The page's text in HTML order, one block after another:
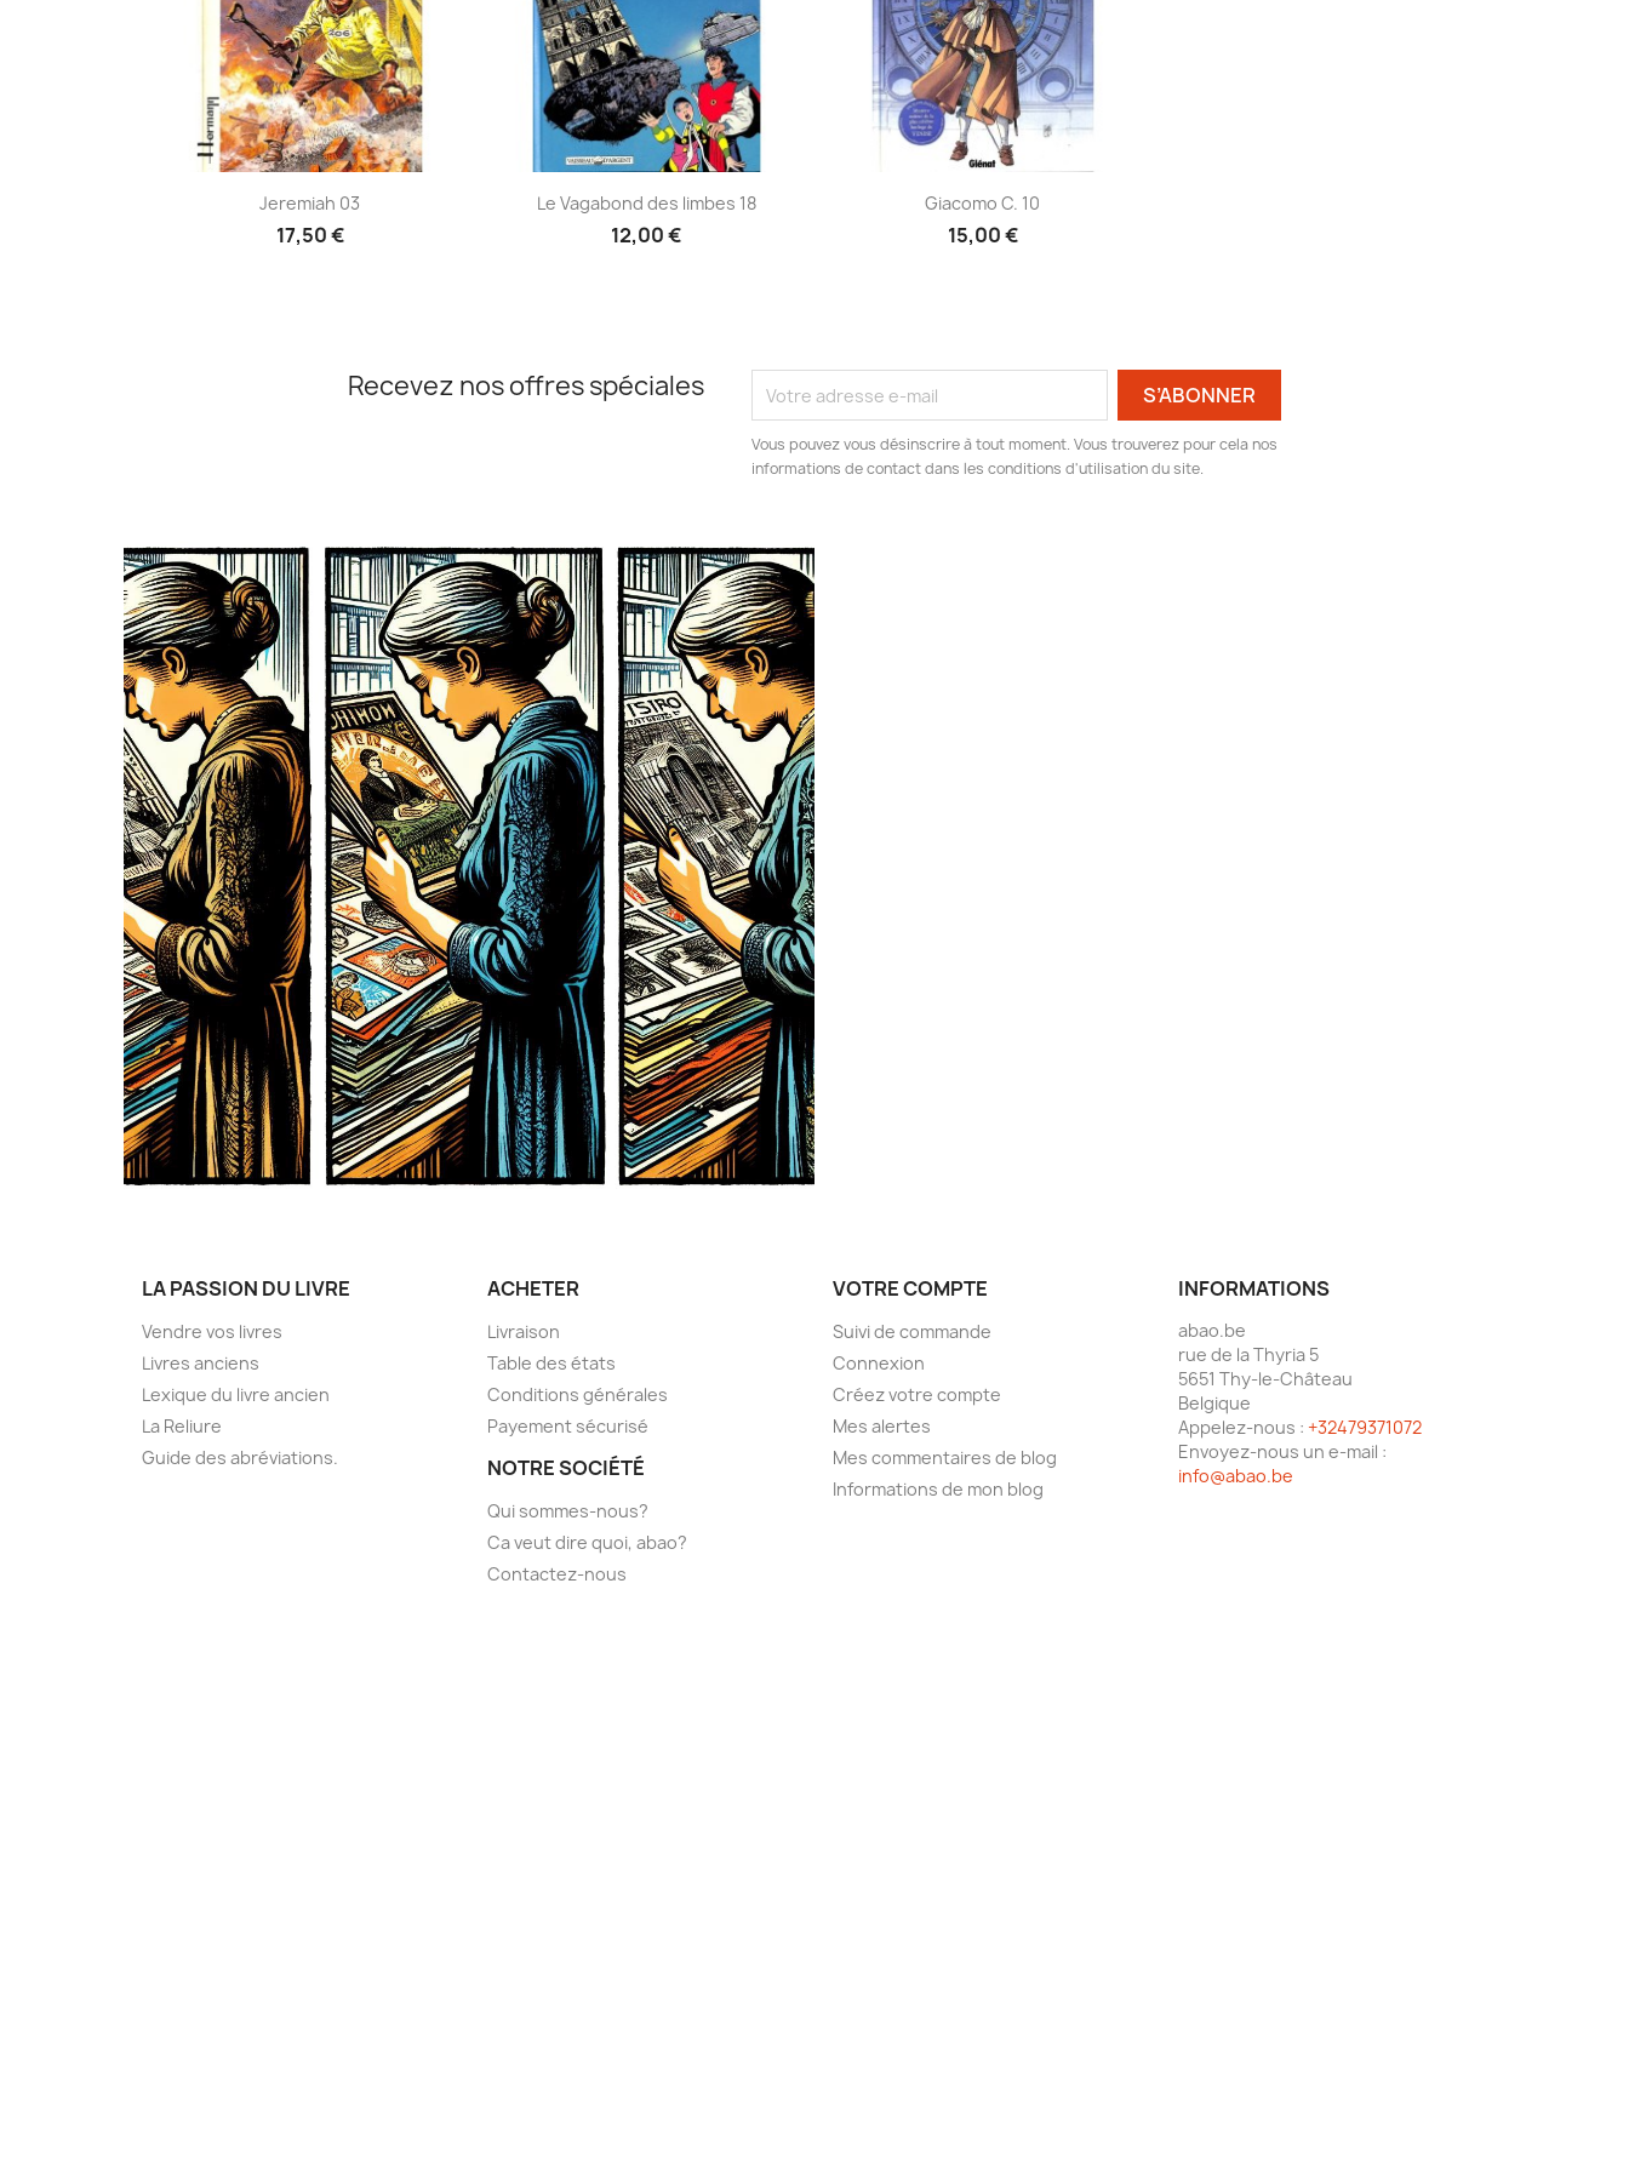
Aperçu rapide
Jeremiah 03
17,50 €
Aperçu rapide
Le Vagabond des limbes 18
12,00 €
Aperçu rapide
Giacomo C. 10
15,00 €
Recevez nos offres spéciales
Vous pouvez vous désinscrire à tout moment. Vous trouverez pour cela nos
informations de contact dans les conditions d'utilisation du site.
LA PASSION DU LIVRE
Vendre vos livres
Livres anciens
Lexique du livre ancien
La Reliure
Guide des abréviations.
ACHETER
Livraison
Table des états
Conditions générales
Payement sécurisé
NOTRE SOCIÉTÉ
Qui sommes-nous?
Ca veut dire quoi, abao?
Contactez-nous
VOTRE COMPTE
Suivi de commande
Connexion
Créez votre compte
Mes alertes
Mes commentaires de blog
Informations de mon blog
INFORMATIONS
abao.be
rue de la Thyria 5
5651 Thy-le-Château
Belgique
Appelez-nous : +32479371072
Envoyez-nous un e-mail :
info@abao.be